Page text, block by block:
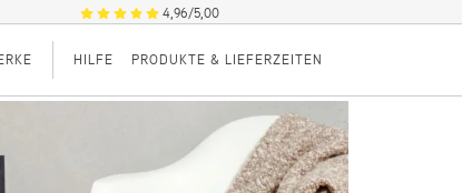
4,96/5,00
HILFE PRODUKTE & LIEFERZEITEN